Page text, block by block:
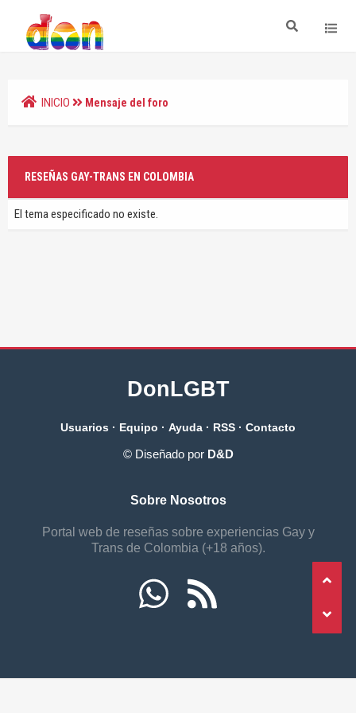
INICIO Mensaje del foro
RESEÑAS GAY-TRANS EN COLOMBIA
El tema especificado no existe.
DonLGBT
Usuarios · Equipo · Ayuda · RSS · Contacto
© Diseñado por D&D
Sobre Nosotros
Portal web de reseñas sobre experiencias Gay y
Trans de Colombia (+18 años).